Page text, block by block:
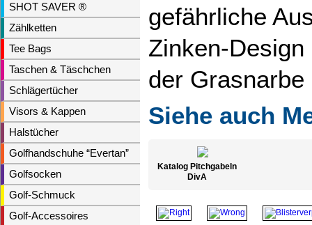
SHOT SAVER ®
Zählketten
Tee Bags
Taschen & Täschchen
Schlägertücher
Visors & Kappen
Halstücher
Golfhandschuhe “Evertan”
Golfsocken
Golf-Schmuck
Golf-Accessoires
gefährliche
Zinken-
der
Siehe auch
Katalog Pitchgabeln
DivA